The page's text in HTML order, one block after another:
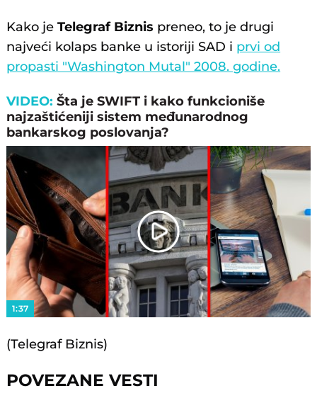
Kako jeTelegraf Biznis preneo, to je drugi
najveći kolaps banke u istoriji SAD i prvi od
propasti "Washington Mutal" 2008. godine.
VIDEO:Šta je SWIFT i kako funkcioniše
najzaštićeniji sistem međunarodnog
bankarskog poslovanja?
Play
Video
1:37
(Telegraf Biznis)
POVEZANE VESTI